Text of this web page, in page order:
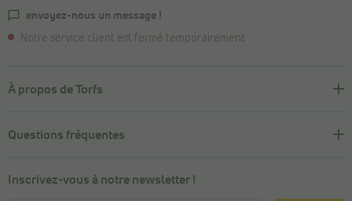
envoyez-nous un message !
Notre service client est fermé temporairement
À propos de Torfs
Questions fréquentes
Inscrivez-vous à notre newsletter !